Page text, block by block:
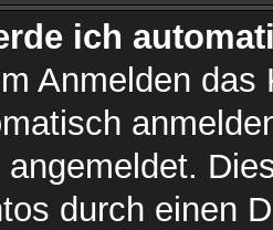
ich
Anmelden
durch einen